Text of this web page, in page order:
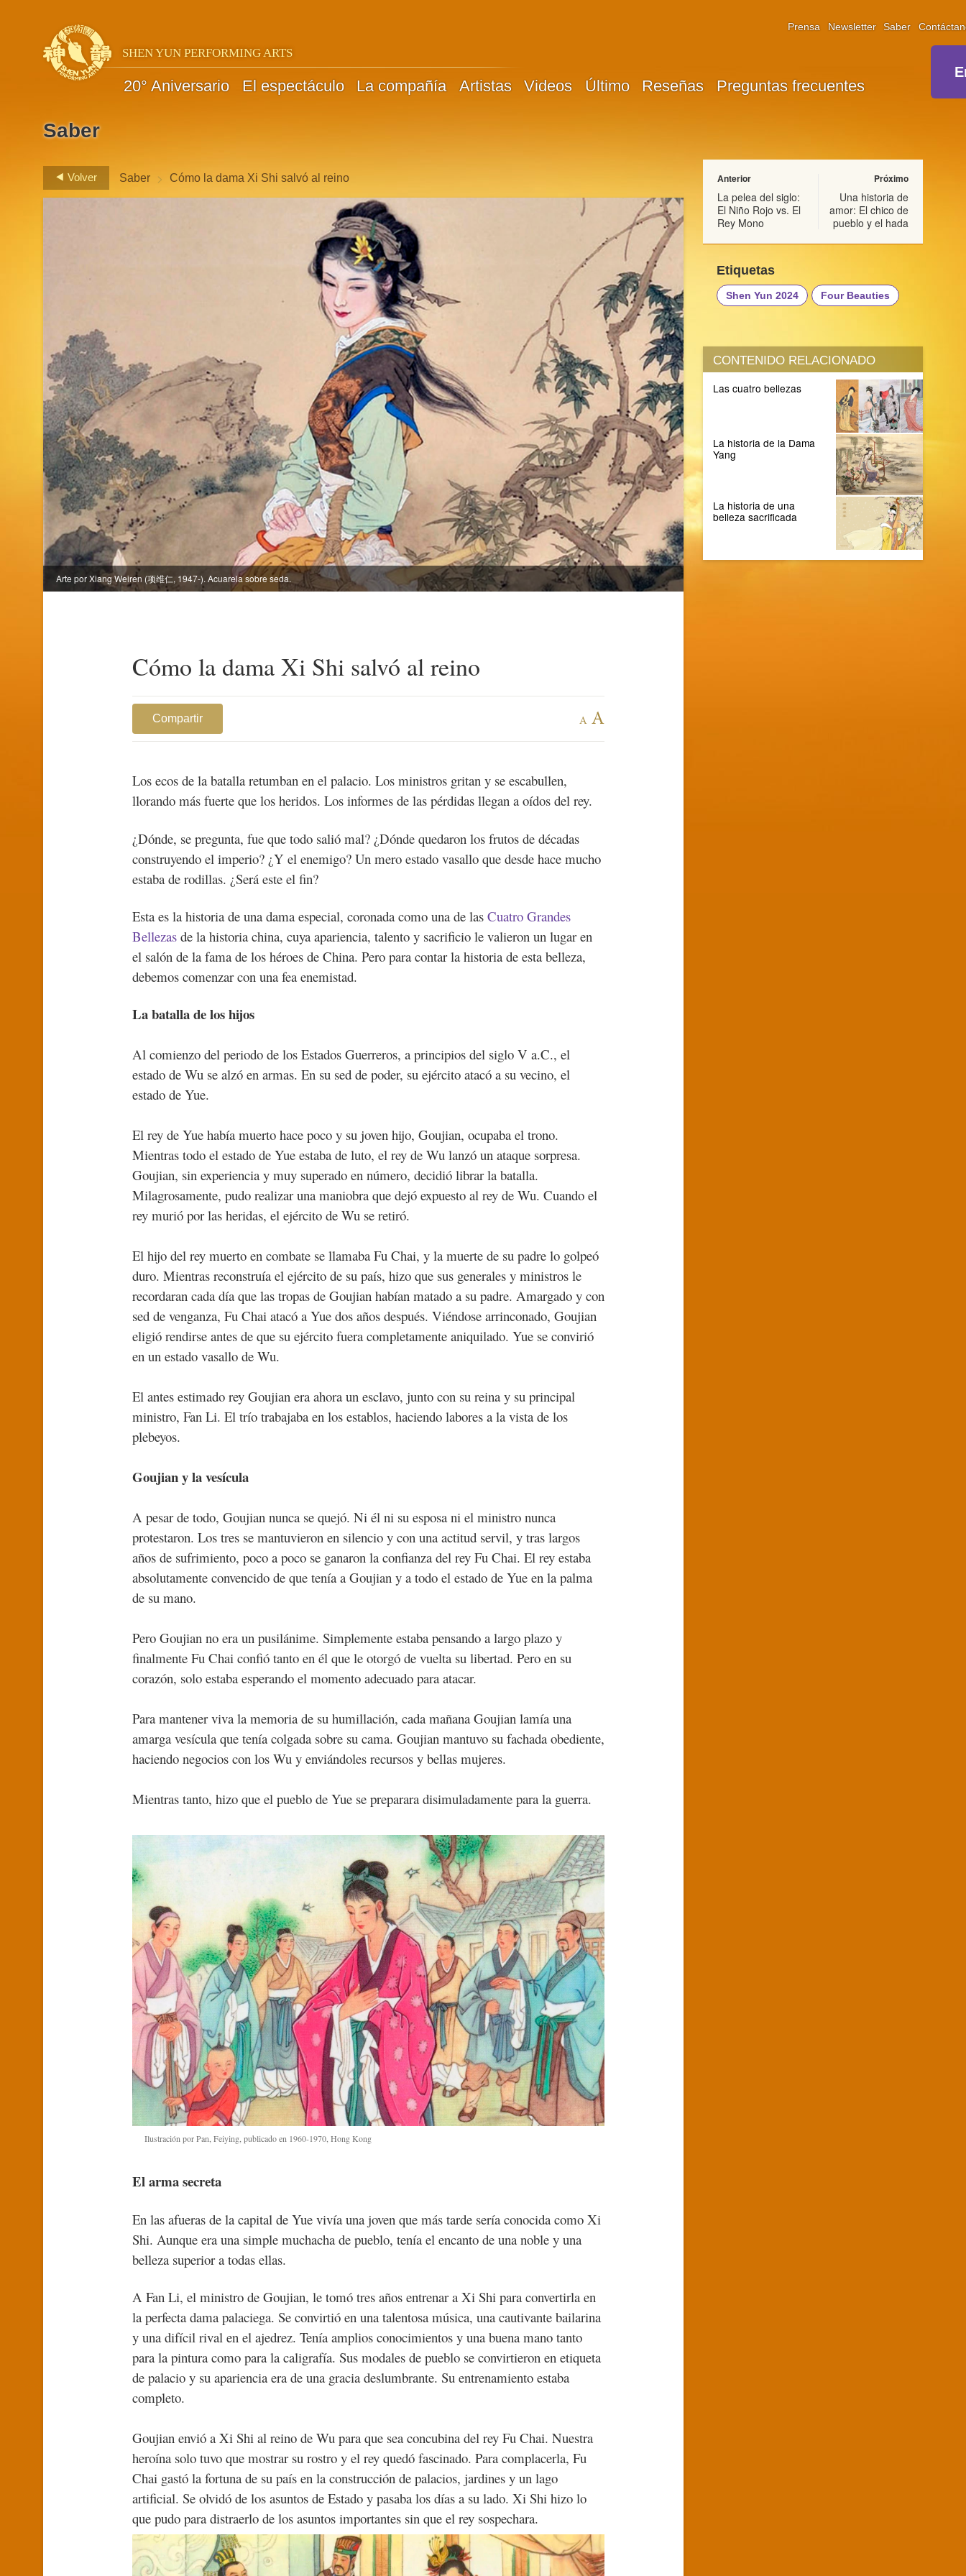
SHEN YUN PERFORMING ARTS
20° Aniversario El espectáculo La compañía Artistas Videos Último Reseñas Preguntas frecuentes
Prensa Newsletter Saber
Saber
Volver Saber > Cómo la dama Xi Shi salvó al reino
Arte por Xiang Weiren (项维仁, 1947-). Acuarela sobre seda.
Cómo la dama Xi Shi salvó al reino
Compartir A A
Los ecos de la batalla retumban en el palacio. Los ministros gritan y se escabullen,
llorando más fuerte que los heridos. Los informes de las pérdidas llegan a oídos del rey.
¿Dónde, se pregunta, fue que todo salió mal? ¿Dónde quedaron los frutos de décadas
construyendo el imperio? ¿Y el enemigo? Un mero estado vasallo que desde hace mucho
estaba de rodillas. ¿Será este el fin?
Esta es la historia de una dama especial, coronada como una de las Cuatro Grandes
Bellezasde la historia china, cuya apariencia, talento y sacrificio le valieron un lugar en
el salón de la fama de los héroes de China. Pero para contar la historia de esta belleza,
debemos comenzar con una fea enemistad.
La batalla de los hijos
Al comienzo del periodo de los Estados Guerreros, a principios del siglo V a.C., el
estado de Wu se alzó en armas. En su sed de poder, su ejército atacó a su vecino, el
estado de Yue.
El rey de Yue había muerto hace poco y su joven hijo, Goujian, ocupaba el trono.
Mientras todo el estado de Yue estaba de luto, el rey de Wu lanzó un ataque sorpresa.
Goujian, sin experiencia y muy superado en número, decidió librar la batalla.
Milagrosamente, pudo realizar una maniobra que dejó expuesto al rey de Wu. Cuando el
rey murió por las heridas, el ejército de Wu se retiró.
El hijo del rey muerto en combate se llamaba Fu Chai, y la muerte de su padre lo golpeó
duro. Mientras reconstruía el ejército de su país, hizo que sus generales y ministros le
recordaran cada día que las tropas de Goujian habían matado a su padre. Amargado y con
sed de venganza, Fu Chai atacó a Yue dos años después. Viéndose arrinconado, Goujian
eligió rendirse antes de que su ejército fuera completamente aniquilado. Yue se convirió
en un estado vasallo de Wu.
El antes estimado rey Goujian era ahora un esclavo, junto con su reina y su principal
ministro, Fan Li. El trío trabajaba en los establos, haciendo labores a la vista de los
plebeyos.
Goujian y la vesícula
A pesar de todo, Goujian nunca se quejó. Ni él ni su esposa ni el ministro nunca
protestaron. Los tres se mantuvieron en silencio y con una actitud servil, y tras largos
años de sufrimiento, poco a poco se ganaron la confianza del rey Fu Chai. El rey estaba
absolutamente convencido de que tenía a Goujian y a todo el estado de Yue en la palma
de su mano.
Pero Goujian no era un pusilánime. Simplemente estaba pensando a largo plazo y
finalmente Fu Chai confió tanto en él que le otorgó de vuelta su libertad. Pero en su
corazón, solo estaba esperando el momento adecuado para atacar.
Para mantener viva la memoria de su humillación, cada mañana Goujian lamía una
amarga vesícula que tenía colgada sobre su cama. Goujian mantuvo su fachada obediente,
haciendo negocios con los Wu y enviándoles recursos y bellas mujeres.
Mientras tanto, hizo que el pueblo de Yue se preparara disimuladamente para la guerra.
Ilustración por Pan, Feiying, publicado en 1960-1970, Hong Kong
El arma secreta
En las afueras de la capital de Yue vivía una joven que más tarde sería conocida como Xi
Shi. Aunque era una simple muchacha de pueblo, tenía el encanto de una noble y una
belleza superior a todas ellas.
A Fan Li, el ministro de Goujian, le tomó tres años entrenar a Xi Shi para convertirla en
la perfecta dama palaciega. Se convirtió en una talentosa música, una cautivante bailarina
y una difícil rival en el ajedrez. Tenía amplios conocimientos y una buena mano tanto
para la pintura como para la caligrafía. Sus modales de pueblo se convirtieron en etiqueta
de palacio y su apariencia era de una gracia deslumbrante. Su entrenamiento estaba
completo.
Goujian envió a Xi Shi al reino de Wu para que sea concubina del rey Fu Chai. Nuestra
heroína solo tuvo que mostrar su rostro y el rey quedó fascinado. Para complacerla, Fu
Chai gastó la fortuna de su país en la construcción de palacios, jardines y un lago
artificial. Se olvidó de los asuntos de Estado y pasaba los días a su lado. Xi Shi hizo lo
que pudo para distraerlo de los asuntos importantes sin que el rey sospechara.
Anterior
La pelea del siglo:
El Niño Rojo vs. El
Rey Mono
Próximo
Una historia de
amor: El chico de
pueblo y el hada
Etiquetas
Shen Yun 2024 Four Beauties
CONTENIDO RELACIONADO
Las cuatro bellezas
La historia de la Dama
Yang
La historia de una
belleza sacrificada